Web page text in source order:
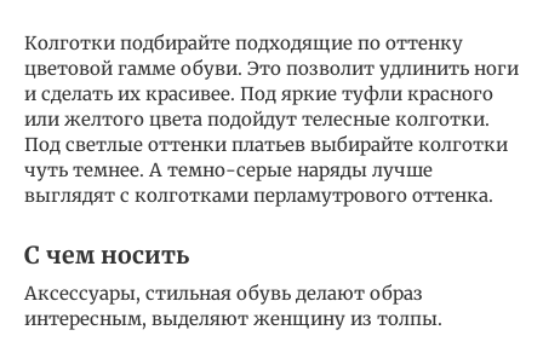
Колготки подбирайте подходящие по оттенку
цветовой гамме обуви. Это позволит удлинить ноги
и сделать их красивее. Под яркие туфли красного
или желтого цвета подойдут телесные колготки.
Под светлые оттенки платьев выбирайте колготки
чуть темнее. А темно-серые наряды лучше
выглядят с колготками перламутрового оттенка.
С чем носить
Аксессуары, стильная обувь делают образ
интересным, выделяют женщину из толпы.